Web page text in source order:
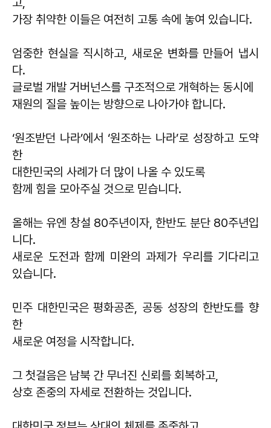
가장 취약한 이들은 여전히 고통 속에 놓여 있습니다.
엄중한 현실을 직시하고, 새로운 변화를 만들어 냅시
다.
글로벌 개발 거버넌스를 구조적으로 개혁하는 동시에
재원의 질을 높이는 방향으로 나아가야 합니다.
‘원조받던 나라’에서 ‘원조하는 나라’로 성장하고 도약
한
대한민국의 사례가 더 많이 나올 수 있도록
함께 힘을 모아주실 것으로 믿습니다.
올해는 유엔 창설 80주년이자, 한반도 분단 80주년입
니다.
새로운 도전과 함께 미완의 과제가 우리를 기다리고
있습니다.
민주 대한민국은 평화공존, 공동 성장의 한반도를 향
한
새로운 여정을 시작합니다.
그 첫걸음은 남북 간 무너진 신뢰를 회복하고,
상호 존중의 자세로 전환하는 것입니다.